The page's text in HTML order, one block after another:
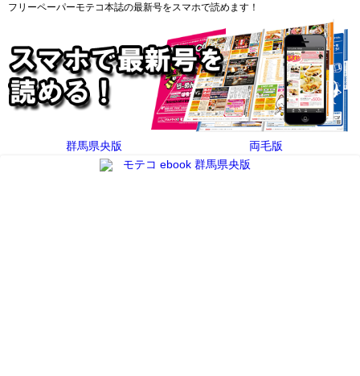
フリーペーパーモテコ本誌の最新号をスマホで読めます！
群馬県央版 両毛版